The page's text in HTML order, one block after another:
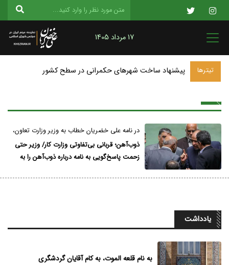
17 مرداد 1405
تیترها پیشنهاد ساخت شهرهای حکمرانی در سطح کشور
در نامه علی خضریان خطاب به وزیر وزارت تعاون،
کار و رفاه اجتماعی مطرح شد؛
ذوب‌آهن؛ قربانی بی‌تفاوتی وزارت کار/ وزیر حتی
زحمت پاسخ‌گویی به نامه درباره ذوب‌آهن را به
یادداشت
به نام قلعه الموت، به کام آقایان گردشگری